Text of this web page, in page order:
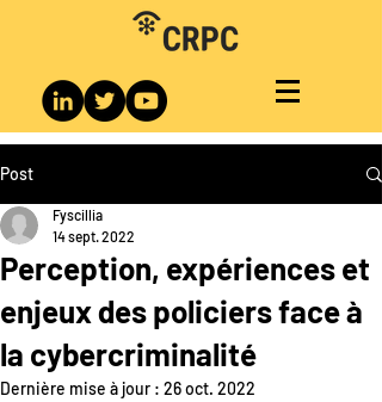
Post
Perception, expériences et
enjeux des policiers face à
la cybercriminalité
Fyscillia
14 sept. 2022
Dernière mise à jour : 26 oct. 2022